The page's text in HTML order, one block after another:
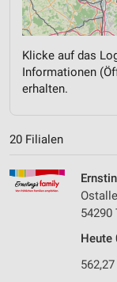
Klicke auf das
Informationen
erhalten.
20 Filialen
54290
Heute